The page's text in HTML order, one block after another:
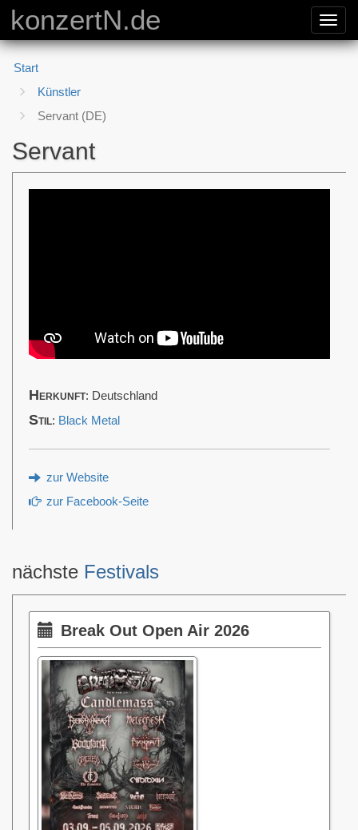
konzertN.de
Start
Künstler
Servant (DE)
Servant
Herkunft: Deutschland
Stil: Black Metal
zur Website
zur Facebook-Seite
nächste Festivals
Break Out Open Air 2026